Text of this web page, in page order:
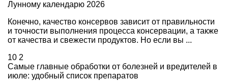
Лунному календарю 2026
Конечно, качество консервов зависит от правильности
и точности выполнения процесса консервации, а также
от качества и свежести продуктов. Но если вы ...
10 2
Самые главные обработки от болезней и вредителей в
июле: удобный список препаратов